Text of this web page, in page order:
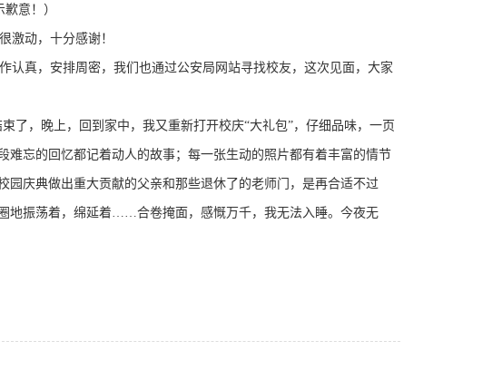
意！）
激动，十分感谢！
真，安排周密，我们也通过公安局网站寻找校友，这次见面，大家
，晚上，回到家中，我又重新打开校庆“大礼包”，仔细品味，一页
忘的回忆都记着动人的故事；每一张生动的照片都有着丰富的情节
庆典做出重大贡献的父亲和那些退休了的老师门，是再合适不过
地振荡着，绵延着……合卷掩面，感慨万千，我无法入睡。今夜无